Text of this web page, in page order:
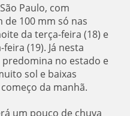
Paulo, com
100 mm só nas
da terça-feira (18) e
(19). Já nesta
no estado e
sol e baixas
da manhã.
um pouco de chuva